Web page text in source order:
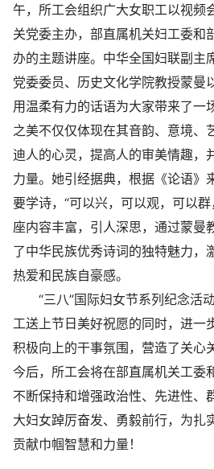
午，所工会组织广大女职工以视频
关党委主办，部直属机关妇工委和
办的主题讲座。中华全国妇联副主
党委委员、历史文化学院教授蒙曼
用温柔有力的话语为大家带来了一
之美不仅仅体现在其音韵、意境、
迪人的心灵，提高人的审美情趣，
力量。她引经据典，根据《论语》
要学诗，“可以兴，可以观，可以
座内容丰富，引人深思，通过蒙曼
了中华民族优秀诗词的独特魅力，
热爱和民族自豪感。
“三八”国际妇女节系列纪念活
工送上节日美好祝愿的同时，进一
积极向上的干事氛围，营造了关心
今后，所工会将在部直属机关工委
不断保持和增强政治性、先进性、
大妇女踔厉奋发、勇毅前行，为扎
贡献巾帼智慧和力量！